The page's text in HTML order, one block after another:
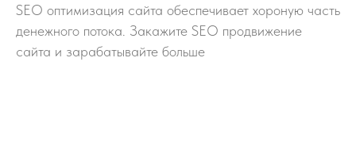
SEO оптимизация сайта обеспечивает хороную часть
денежного потока. Закажите SEO продвижение
сайта и зарабатывайте больше